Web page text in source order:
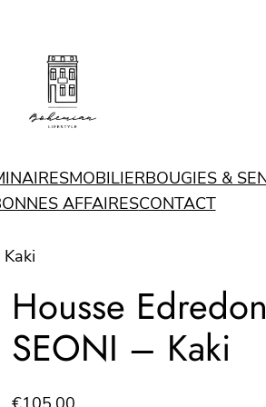
MOBILIERBOUGIES &
AFFAIRESCONTACT
Housse
SEONI – Kaki